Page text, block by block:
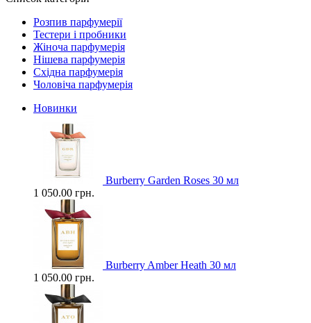
Розпив парфумерії
Тестери і пробники
Жіноча парфумерія
Нішева парфумерія
Східна парфумерія
Чоловіча парфумерія
Новинки
Burberry Garden Roses 30 мл
1 050.00 грн.
Burberry Amber Heath 30 мл
1 050.00 грн.